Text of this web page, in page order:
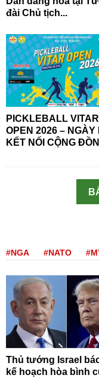
đài Chủ tịch...
PICKLEBALL VITAR
OPEN 2026 – NGÀY
KẾT NỐI CỘNG
#NGA #NATO
Thủ tướng Israel
kế hoạch hòa bình